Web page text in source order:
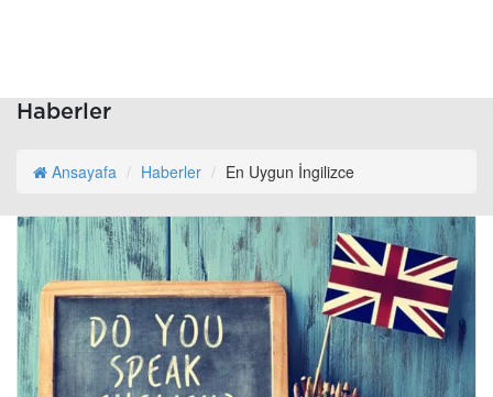
Haberler
Ansayafa Haberler En Uygun İngilizce